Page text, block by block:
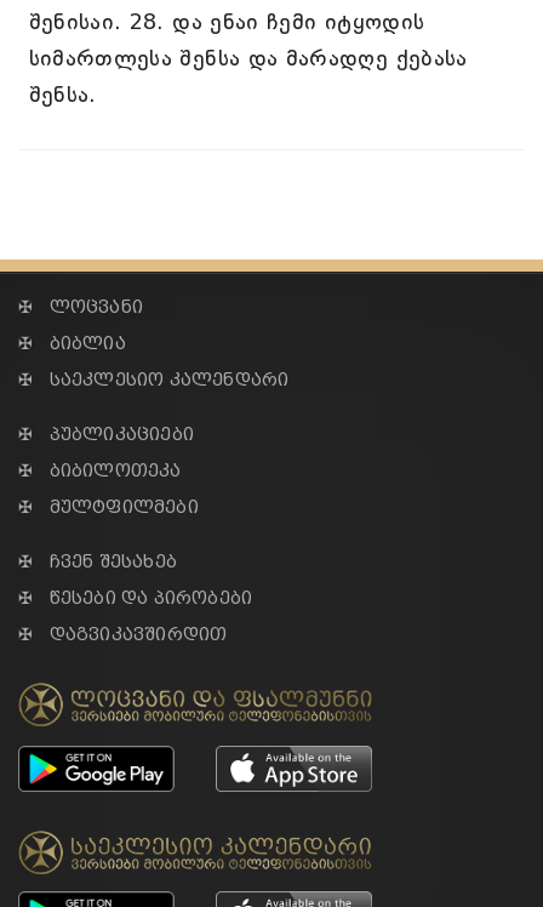
შენისაი. 28. და ენაი ჩემი იტყოდის
სიმართლესა შენსა და მარადღე ქებასა
შენსა.
✠ ლოცვანი
✠ ბიბლია
✠ საეკლესიო კალენდარი
✠ პუბლიკაციები
✠ ბიბილოთეკა
✠ მულტფილმები
✠ ჩვენ შესახებ
✠ წესები და პირობები
✠ დაგვიკავშირდით